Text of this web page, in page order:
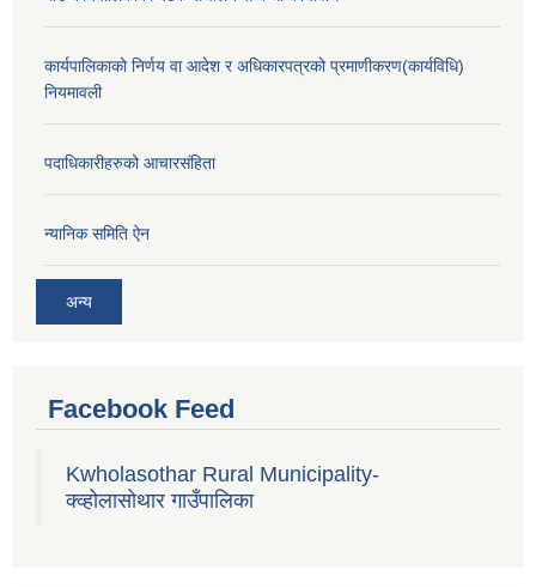
कार्यपालिकाको निर्णय वा आदेश र अधिकारपत्रको प्रमाणीकरण(कार्यविधि)
नियमावली
पदाधिकारीहरुको आचारसंहिता
न्यानिक समिति ऐन
अन्य
Facebook Feed
Kwholasothar Rural Municipality-
क्व्होलासोथार गाउँपालिका